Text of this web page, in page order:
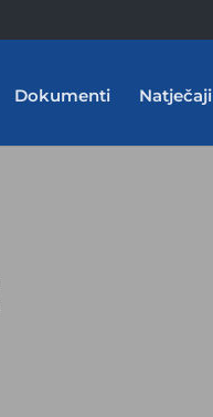
Dokumenti Natječaji